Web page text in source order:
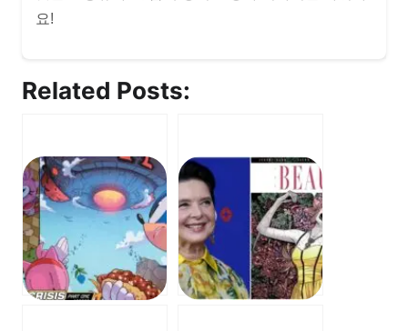
요!
Related Posts: